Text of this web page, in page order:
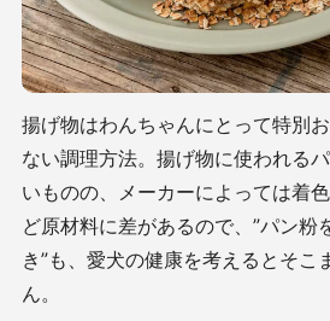
揚げ物はわんちゃんにとって特別
ない調理方法。揚げ物に使われる
いものの、メーカーによっては着
ど原材料に差があるので、”パン粉
き”も、愛犬の健康を考えるとそこ
ん。